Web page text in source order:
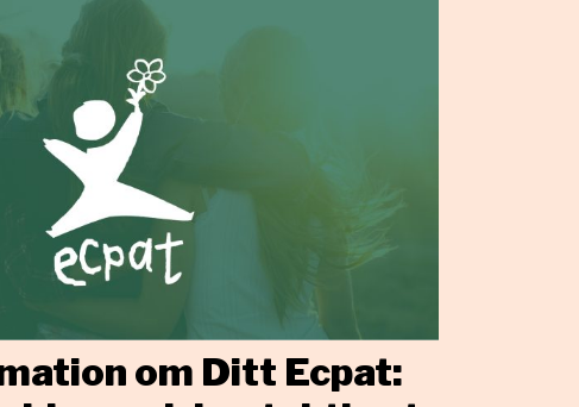
om Ditt Ecpat: